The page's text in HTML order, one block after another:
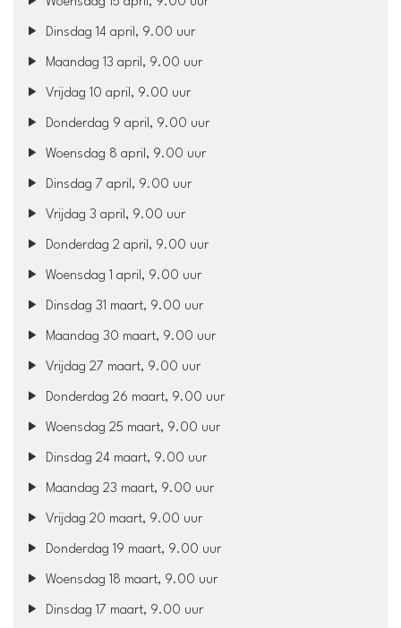
Dinsdag 14 april, 9.00 uur
Maandag 13 april, 9.00 uur
Vrijdag 10 april, 9.00 uur
Donderdag 9 april, 9.00 uur
Woensdag 8 april, 9.00 uur
Dinsdag 7 april, 9.00 uur
Vrijdag 3 april, 9.00 uur
Donderdag 2 april, 9.00 uur
Woensdag 1 april, 9.00 uur
Dinsdag 31 maart, 9.00 uur
Maandag 30 maart, 9.00 uur
Vrijdag 27 maart, 9.00 uur
Donderdag 26 maart, 9.00 uur
Woensdag 25 maart, 9.00 uur
Dinsdag 24 maart, 9.00 uur
Maandag 23 maart, 9.00 uur
Vrijdag 20 maart, 9.00 uur
Donderdag 19 maart, 9.00 uur
Woensdag 18 maart, 9.00 uur
Dinsdag 17 maart, 9.00 uur